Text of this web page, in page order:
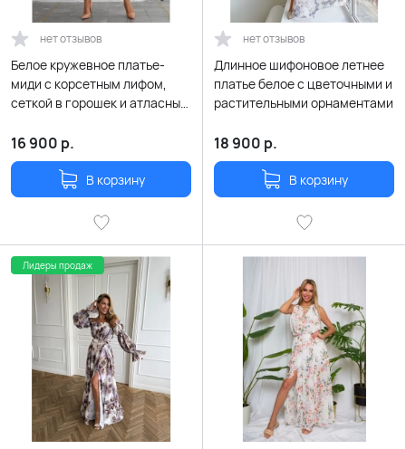
нет отзывов
Белое кружевное платье-
миди с корсетным лифом,
сеткой в горошек и атласным
16 900 р.
В корзину
нет отзывов
Длинное шифоновое летнее
платье белое с цветочными и
растительными орнаментами
18 900 р.
В корзину
Лидеры продаж